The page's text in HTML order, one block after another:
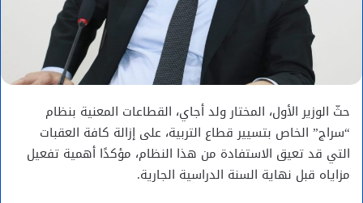
حثّ الوزير الأول، المختار ولد أجاي، القطاعات المعنية بنظام
“سراج” الخاص بتسيير قطاع التربية، على إزالة كافة العقبات
التي قد تعيق الاستفادة من هذا النظام، مؤكدًا أهمية تفعيل
مزاياه قبل نهاية السنة الدراسية الجارية.